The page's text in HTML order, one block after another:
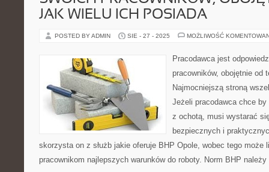
JAK WIELU ICH POSIADA
POSTED BY ADMIN SIE - 27 - 2025 MOŻLIWOŚĆ
Pracodawca jest
pracowników, obojętnie od
Najmocniejszą stroną
Jeżeli pracodawca chce
z ochotą, musi wystarać
bezpiecznych i
skorzysta on z służb jakie oferuje BHP Opole, wobec tego może
pracownikom najlepszych warunków do roboty. Norm BHP